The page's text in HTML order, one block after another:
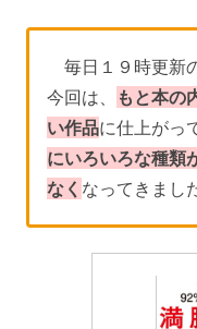
毎日１９時更新
今回は、
もと本の
い作品に仕上がっ
にいろいろな種類
なく なってきまし